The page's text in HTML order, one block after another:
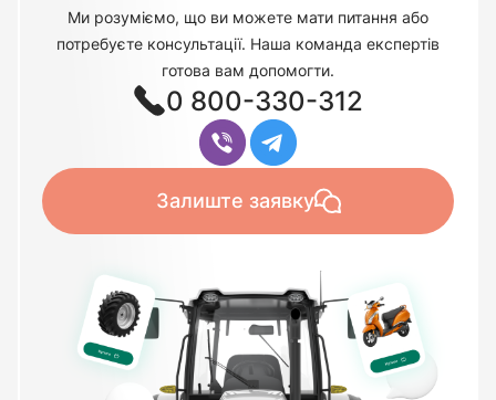
Ми розуміємо, що ви можете мати питання або
потребуєте консультації. Наша команда експертів
готова вам допомогти.
0 800-330-312
Залиште заявку